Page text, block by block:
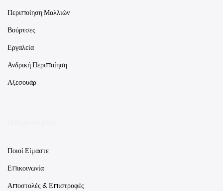
Περιποίηση Μαλλιών
Βούρτσες
Εργαλεία
Ανδρική Περιποίηση
Αξεσουάρ
Ποιοί Είμαστε
Επικοινωνία
Αποστολές & Επιστροφές